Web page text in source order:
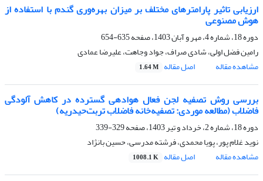
ارزیابی تاثیر پارامترهای مختلف بر میزان بهره‌وری گندم با استفاده از
هوش مصنوعی
دوره 18، شماره 4، مهر و آبان 1403، صفحه
635-654
رامین فضل اولی، شادی صراف، جواد وجاهت، علیرضا عمادی
مشاهده مقاله
اصل مقاله 1.64 M
بررسی روش تصفیه لجن فعال هوادهی گسترده در کاهش آلودگی
فاضلاب (مطالعه موردی: تصفیه‌خانه فاضلاب تربت‌حیدریه)
دوره 18، شماره 2، خرداد و تیر 1403، صفحه
329-339
نوید غلام پور، پویا محمدی، فرشته مدرسی، حسین بانژاد
مشاهده مقاله
اصل مقاله 1008.1 K